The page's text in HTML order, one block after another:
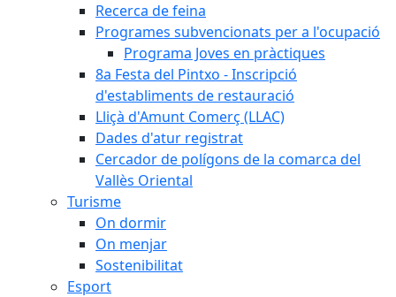
Recerca de feina
Programes subvencionats per a l'ocupació
Programa Joves en pràctiques
8a Festa del Pintxo - Inscripció
d'establiments de restauració
Lliçà d'Amunt Comerç (LLAC)
Dades d'atur registrat
Cercador de polígons de la comarca del
Vallès Oriental
Turisme
On dormir
On menjar
Sostenibilitat
Esport